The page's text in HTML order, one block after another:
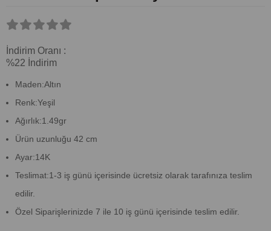
İndirim Oranı :
%22 İndirim
Maden:Altın
Renk:Yeşil
Ağırlık:1.49gr
Ürün uzunluğu 42 cm
Ayar:14K
Teslimat:1-3 iş günü içerisinde ücretsiz olarak tarafınıza teslim
edilir.
Özel Siparişlerinizde 7 ile 10 iş günü içerisinde teslim edilir.